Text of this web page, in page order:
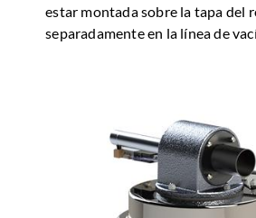
estar montada sobre la tapa del
separadamente en la línea de